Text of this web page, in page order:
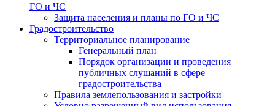
ГО и ЧС
Защита населения и планы по ГО и ЧС
Градостроительство
Территориальное планирование
Генеральный план
Порядок организации и проведения
публичных слушаний в сфере
градостроительства
Правила землепользования и застройки